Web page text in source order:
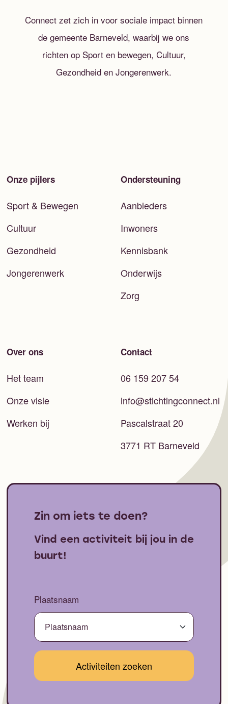
Connect zet zich in voor sociale impact binnen
de gemeente Barneveld, waarbij we ons
richten op Sport en bewegen, Cultuur,
Gezondheid en Jongerenwerk.
Onze pijlers
Sport & Bewegen
Cultuur
Gezondheid
Jongerenwerk
Ondersteuning
Aanbieders
Inwoners
Kennisbank
Onderwijs
Zorg
Over ons
Het team
Onze visie
Werken bij
Contact
06 159 207 54
info@stichtingconnect.nl
Pascalstraat 20
3771 RT Barneveld
Zin om iets te doen?
Vind een activiteit bij jou in de
buurt!
Plaatsnaam